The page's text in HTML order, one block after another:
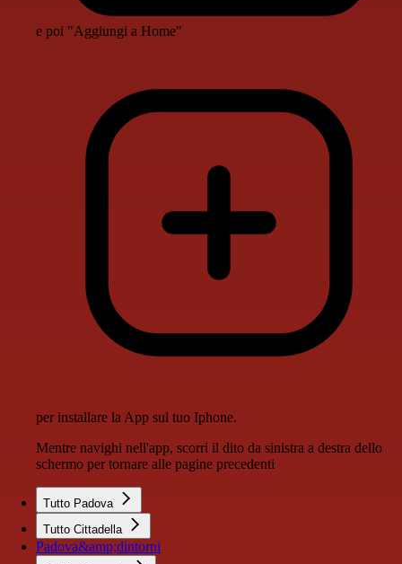
e poi "Aggiungi a Home"
per installare la App sul tuo Iphone.
Mentre navighi nell'app, scorri il dito da sinistra a destra dello
schermo per tornare alle pagine precedenti
Tutto Padova
Tutto Cittadella
Padova&amp;dintorni